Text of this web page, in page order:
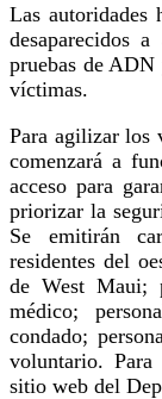
Las autoridades
desaparecidos
pruebas de
víctimas.
Para agilizar los
comenzará a
acceso para
priorizar la
Se emitirán
residentes del
de West Maui;
médico;
condado;
voluntario.
sitio web del